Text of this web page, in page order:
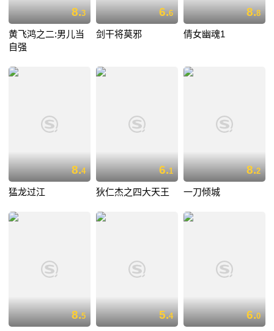
8.3
黄飞鸿之二:男儿当
自强
6.6
剑干将莫邪
8.8
倩女幽魂1
8.4
猛龙过江
6.1
狄仁杰之四大天王
8.2
一刀倾城
8.5 5.4 6.0